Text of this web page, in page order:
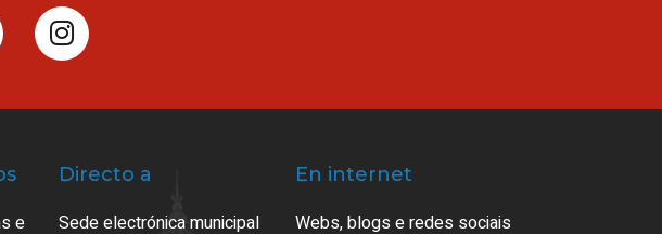
e
Directo a
Sede electrónica municipal
En internet
Webs, blogs e redes sociais